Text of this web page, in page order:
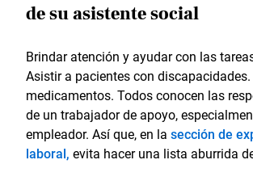
de su asistente social
Brindar atención y ayudar con las
Asistir a pacientes con
medicamentos. Todos conocen las
de un trabajador de apoyo,
empleador. Así que, en la sección de
laboral, evita hacer una lista aburrida